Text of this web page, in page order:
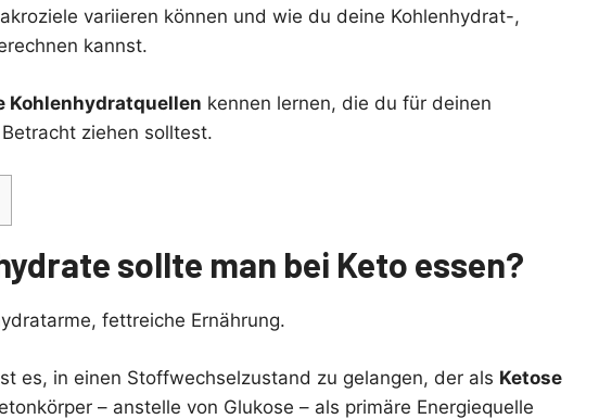
variieren können und wie du deine Kohlenhydrat-,
kannst.
Kohlenhydratquellen kennen lernen, die du für deinen
ziehen solltest.
sollte man bei Keto essen?
fettreiche Ernährung.
es, in einen Stoffwechselzustand zu gelangen, der als Ketose
– anstelle von Glukose – als primäre Energiequelle